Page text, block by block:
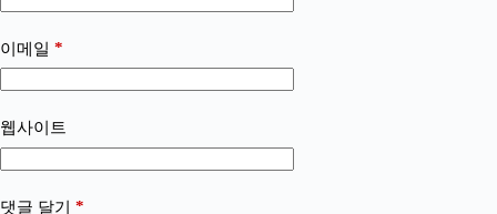
이메일 *
웹사이트
댓글 달기 *